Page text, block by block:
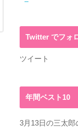
Twitter でフォ
ツイート
年間ベスト10
3月13日の三太郎